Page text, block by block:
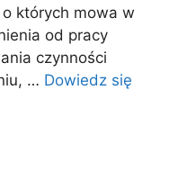
o których mowa w
od pracy
czynności
… Dowiedz się